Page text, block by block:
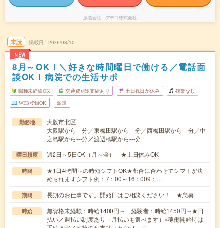
派遣会社 アデコ株式会社
未読
NEW
掲載日 2026/08/10
8月～OK！＼好きな時間曜日で働ける／電話面
談OK！病院での生活サポ
職種未経験OK 交通費別途支給あり 土日祝日が休み 残業なし
WEB登録OK 派遣
勤務地
大阪市北区
大阪駅から---分／東梅田駅から---分／西梅田駅から---分／中
之島駅から---分／渡辺橋駅から---分
曜日頻度 週2日～5日OK（月～金） ★土日休みOK
時間
★1日4時間～の時短シフトOK★都合に合わせてシフトが決
められますシフト例：7：00～16：009：…
期間 長期のお仕事です。開始日はご相談ください！ ★急募
時給
無資格未経験：時給1400円～ 経験者：時給1450円～★日
払い／週払い制度あり（月払いも選べます）※稼働開始時は